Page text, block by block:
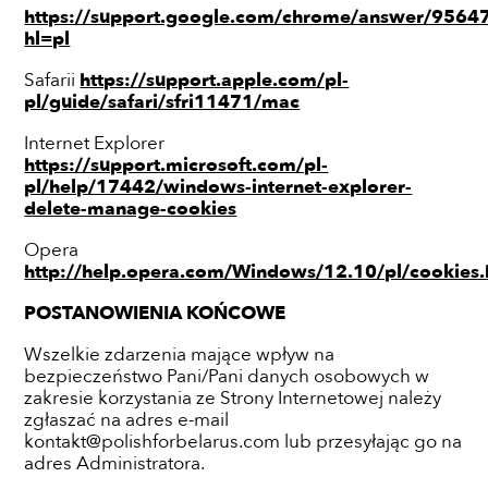
https://support.google.com/chrome/answer/
hl=pl
Safarii https://support.apple.com/pl-
pl/guide/safari/sfri11471/mac
Internet Explorer
https://support.microsoft.com/pl-
pl/help/17442/windows-internet-explorer-
delete-manage-cookies
Opera
http://help.opera.com/Windows/12.10/pl/
POSTANOWIENIA KOŃCOWE
Wszelkie zdarzenia mające wpływ na
bezpieczeństwo Pani/Pani danych osobowych w
zakresie korzystania ze Strony Internetowej należy
zgłaszać na adres e-mail
kontakt@polishforbelarus.com lub przesyłając go na
adres Administratora.